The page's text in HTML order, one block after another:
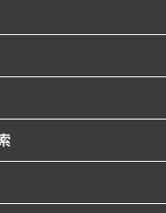
リスク・コンプライアンス）・
働
交通・スポーツ・スマートシティ
業・食料システム
公庁関連）
介